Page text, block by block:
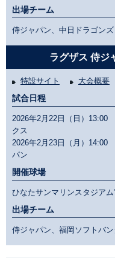
出場チーム
侍ジャパン、中日ドラゴンズ
ラグザス 侍ジ
特設サイト 大会概要
試合日程
2026年2月22日（日）13:00
クス
2026年2月23日（月）14:00
パン
開催球場
ひなたサンマリンスタジア
出場チーム
侍ジャパン、福岡ソフトバ